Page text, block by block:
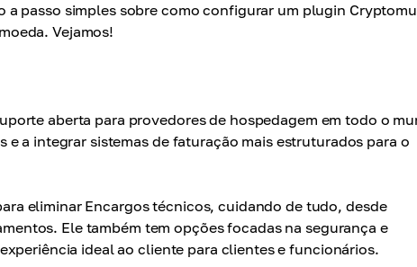
passo simples sobre como configurar um plugin
Vejamos!
aberta para provedores de hospedagem em todo o
e a integrar sistemas de faturação mais estruturados para o
eliminar Encargos técnicos, cuidando de tudo, desde
Ele também tem opções focadas na segurança e
ideal ao cliente para clientes e funcionários.